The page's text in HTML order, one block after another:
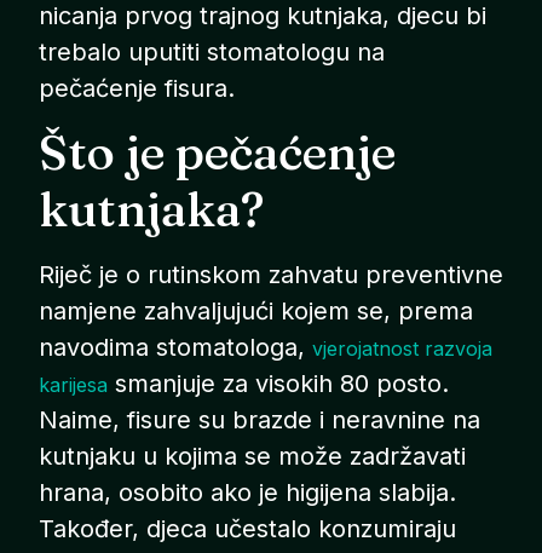
nicanja prvog trajnog kutnjaka, djecu bi
trebalo uputiti stomatologu na
pečaćenje fisura.
Što je pečaćenje
kutnjaka?
Riječ je o rutinskom zahvatu preventivne
namjene zahvaljujući kojem se, prema
navodima stomatologa, vjerojatnost razvoja
karijesa smanjuje za visokih 80 posto.
Naime, fisure su brazde i neravnine na
kutnjaku u kojima se može zadržavati
hrana, osobito ako je higijena slabija.
Također, djeca učestalo konzumiraju